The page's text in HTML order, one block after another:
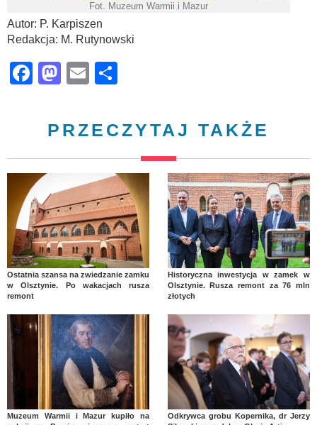
Fot. Muzeum Warmii i Mazur
Autor: P. Karpiszen
Redakcja: M. Rutynowski
Facebook
Mastodon
Email
PRZECZYTAJ TAKŻE
Ostatnia szansa na zwiedzanie zamku
w Olsztynie. Po wakacjach rusza
remont
Historyczna inwestycja w zamek w
Olsztynie. Rusza remont za 76 mln
złotych
Muzeum Warmii i Mazur kupiło na
Odkrywca grobu Kopernika, dr Jerzy